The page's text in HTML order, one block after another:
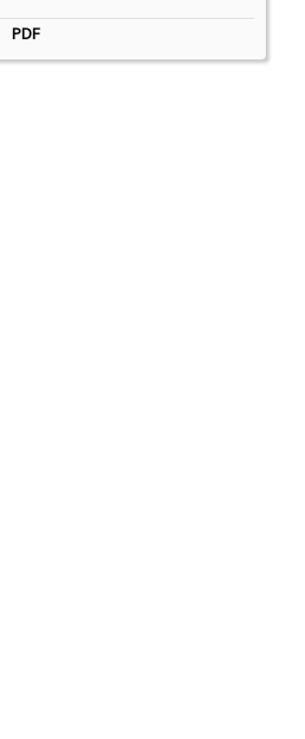
PDF